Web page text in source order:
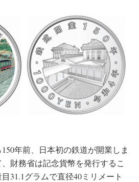
年前、日本初の鉄道が開業しま
財務省は記念貨幣を発行するこ
31.1グラムで直径40ミリメート